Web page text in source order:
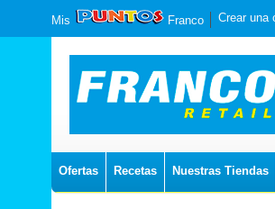
Mis Franco Crear una
Ofertas Recetas Nuestras Tiendas